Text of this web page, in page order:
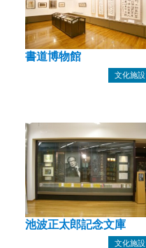
書道博物館
文化施設
池波正太郎記念文庫
文化施設